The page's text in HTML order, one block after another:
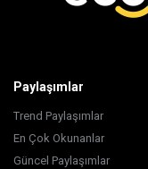
Paylaşımlar
Trend Paylaşımlar
En Çok Okunanlar
Güncel Paylaşımlar